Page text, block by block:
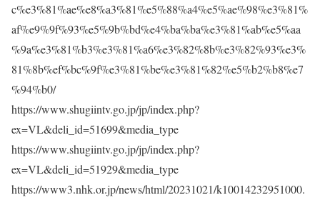
c%e3%81%ae%e8%a3%81%e5%88%a4%e5%ae%98%e3%81%
af%e9%9f%93%e5%9b%bd%e4%ba%ba%e3%81%ab%e5%aa
%9a%e3%81%b3%e3%81%a6%e3%82%8b%e3%82%93%e3%
81%8b%ef%bc%9f%e3%81%be%e3%81%82%e5%b2%b8%e7
%94%b0/
https://www.shugiintv.go.jp/jp/index.php?
ex=VL&deli_id=51699&media_type
https://www.shugiintv.go.jp/jp/index.php?
ex=VL&deli_id=51929&media_type
https://www3.nhk.or.jp/news/html/20231021/k10014232951000.